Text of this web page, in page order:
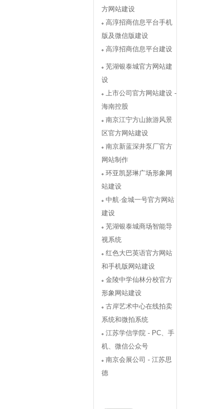
方网站建设
高淳招商信息平台手机
版及微信版建设
高淳招商信息平台建设
芜湖银泰城官方网站建
设
上市公司官方网站建设 -
海南控股
南京江宁方山旅游风景
区官方网站建设
南京新蓝深井泵厂官方
网站制作
环亚凯瑟琳广场形象网
站建设
中航·金城一号官方网站
建设
芜湖银泰城商场智能导
视系统
红色大巴英语官方网站
和手机版网站建设
金陵中学仙林分校官方
形象网站建设
古岸艺术中心在线拍卖
系统和微拍系统
江苏学信学院 - PC、手
机、微信公众号
南京会展公司 - 江苏思
德